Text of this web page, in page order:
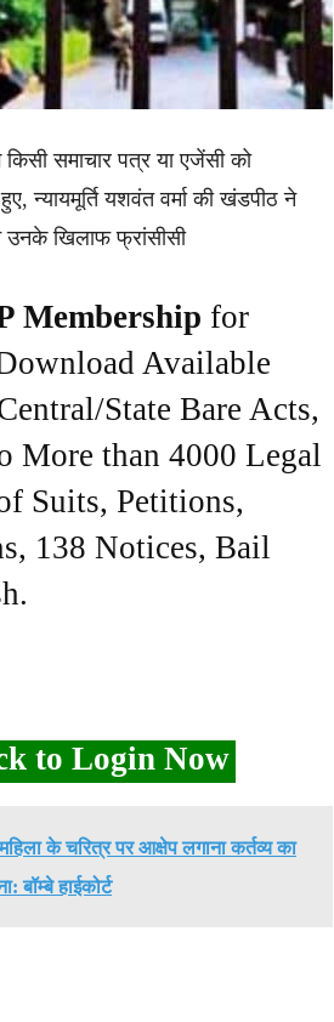
समाचार पत्र या एजेंसी को
न्यायमूर्ति यशवंत वर्मा की खंडपीठ ने
उनके खिलाफ फ्रांसीसी
Membership for
Available
State Bare Acts,
More than 4000 Legal
Suits, Petitions,
138 Notices, Bail
to Login Now
के चरित्र पर आक्षेप लगाना कर्तव्य का
हाईकोर्ट